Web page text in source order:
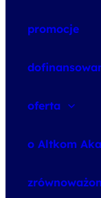
promocje
oferta
o Altkom